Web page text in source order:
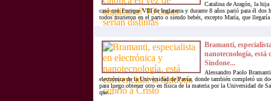
Catalina de Aragón, la
casó con Enrique VIII de Inglaterra y durante 8 años parió para él dos
todos murieron en el parto o siendo bebés, excepto María, que
Bramanti,
nanotecnología, está
Sindone...
Alessandro Paolo
electrónica de la Universidad de Pavía, donde también completó un
para luego obtener otro en física de la materia por la Universidad de
que...